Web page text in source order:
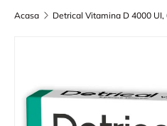
Acasa Detrical Vitamina D 4000